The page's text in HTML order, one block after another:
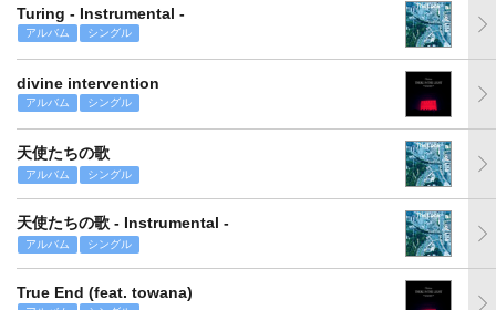
Turing - Instrumental -
アルバム シングル
divine intervention
アルバム シングル
天使たちの歌
アルバム シングル
天使たちの歌 - Instrumental -
アルバム シングル
True End (feat. towana)